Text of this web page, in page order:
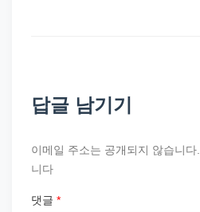
답글 남기기
이메일 주소는 공개되지 않습니다.
니다
댓글 *